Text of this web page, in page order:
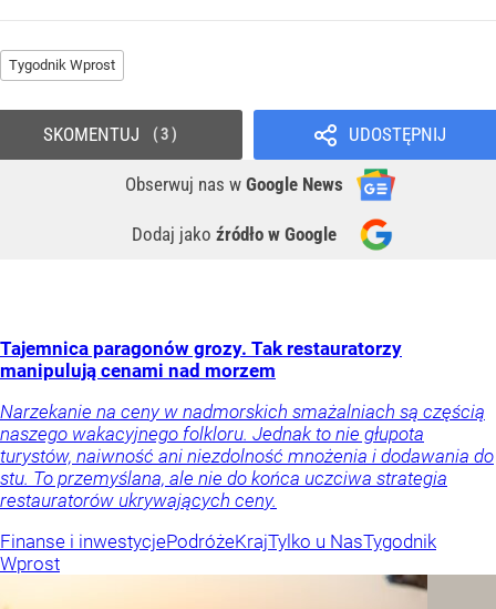
Tygodnik Wprost
UDOSTĘPNIJ
Obserwuj nas w Google News
Dodaj jako źródło w Google
SKOMENTUJ 3
Tajemnica paragonów grozy. Tak restauratorzy
manipulują cenami nad morzem
Narzekanie na ceny w nadmorskich smażalniach są częścią
naszego wakacyjnego folkloru. Jednak to nie głupota
turystów, naiwność ani niezdolność mnożenia i dodawania do
stu. To przemyślana, ale nie do końca uczciwa strategia
restauratorów ukrywających ceny.
Finanse i inwestycjePodróżeKrajTylko u NasTygodnik
Wprost